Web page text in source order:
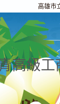
高雄市
高級工